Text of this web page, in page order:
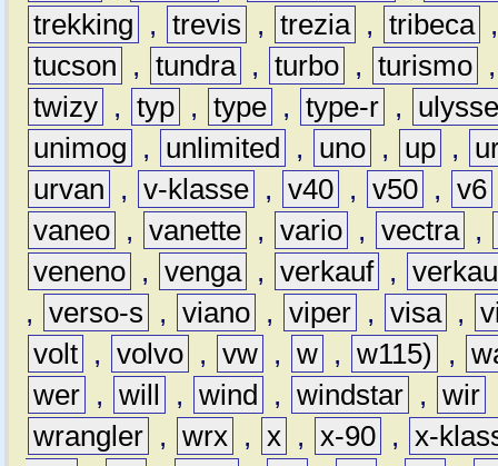
trekking
, trevis , trezia , tribeca
tucson
, tundra , turbo , turismo
twizy , typ , type , type-r ,
unimog
, unlimited , uno , up ,
urvan
, v-klasse , v40 , v50 , v6
vaneo , vanette , vario , vectra ,
veneno , venga , verkauf ,
, verso-s , viano , viper , visa ,
volt , volvo , vw , w , w115) ,
wer , will , wind , windstar , wir
wrangler , wrx , x , x-90 , x-